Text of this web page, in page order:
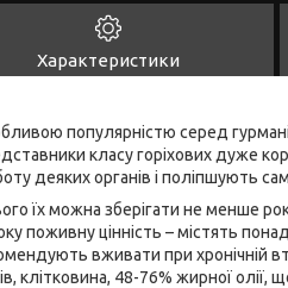
Характеристики
популярністю серед
класу горіхових дуже
деяких органів і поліпшують
їх можна зберігати не менше
поживну цінність – містять
вживати при хронічній
клітковина, 48-76% жирної